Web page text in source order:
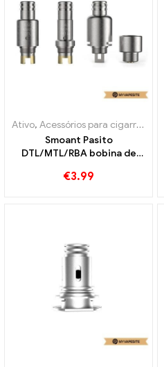
Ativo, Acessórios para cigarros eletrônicos
Smoant Pasito
DTL/MTL/RBA bobina de
atacado丨Personalizado
€3.99